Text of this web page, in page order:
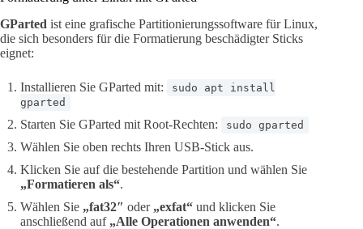
GParted ist eine grafische Partitionierungssoftware für Linux,
die sich besonders für die Formatierung beschädigter Sticks
eignet:
Installieren Sie GParted mit:
sudo apt install
gparted
Starten Sie GParted mit Root-Rechten: sudo gparted
Wählen Sie oben rechts Ihren USB-Stick aus.
Klicken Sie auf die bestehende Partition und wählen Sie
„Formatieren als“.
Wählen Sie „fat32″ oder „exfat“ und klicken Sie
anschließend auf „Alle Operationen anwenden“.